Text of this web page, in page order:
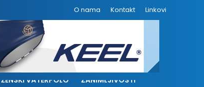
O nama Kontakt Linkovi
ŽENSKI VATERPOLO ZANIMLJIVOSTI